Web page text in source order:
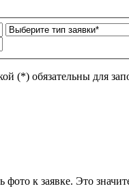
(*) обязательны для
к заявке. Это